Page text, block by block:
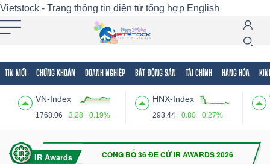
Vietstock - Trang thông tin điện tử tổng hợp English
TIN MỚI CHỨNG KHOÁN DOANH NGHIỆP BẤT ĐỘNG SẢN TÀI CHÍNH HÀNG HÓA
VN-Index
1768.06 3.28 0.19%
HNX-Index
293.44 0.80 0.27%
Tất cả Tính năng Ngành Mã chứng khoán
Tính
(-)